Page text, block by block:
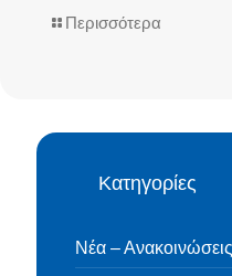
Περισσότερα
Κατηγορίες
Νέα – Ανακοινώσεις